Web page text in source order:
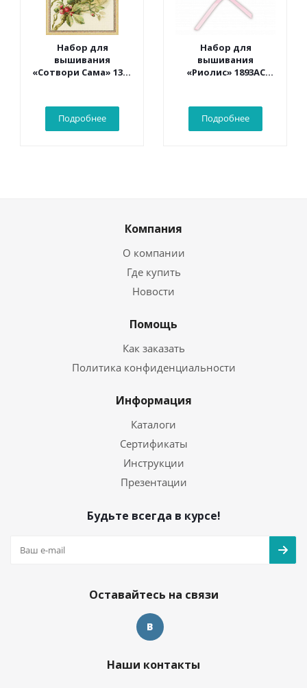
Набор для
вышивания
«Сотвори Сама» 1362
Подробнее
Набор для
вышивания
«Риолис» 1893АС
малыша» 16*9 см
Подробнее
Компания
О компании
Где купить
Новости
Помощь
Как заказать
Политика конфиденциальности
Информация
Каталоги
Сертификаты
Инструкции
Презентации
Будьте всегда в курсе!
Оставайтесь на связи
Наши контакты